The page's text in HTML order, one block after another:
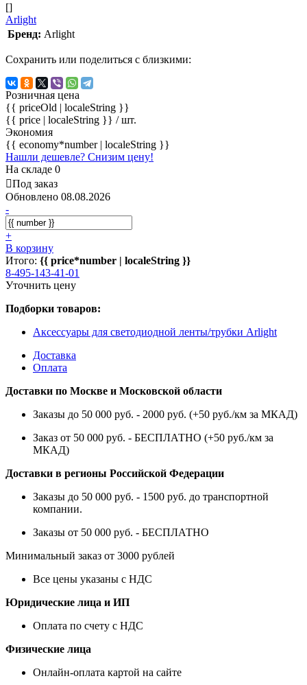
[]
Arlight
Бренд: Arlight
Сохранить или поделиться с близкими:
Розничная цена
{{ priceOld | localeString }}
{{ price | localeString }} / шт.
Экономия
{{ economy*number | localeString }}
Нашли дешевле? Снизим цену!
На складе 0
Под заказ
Обновлено 08.08.2026
-
+
В корзину
Итого: {{ price*number | localeString }}
8-495-143-41-01
Уточнить цену
Подборки товаров:
Аксессуары для светодиодной ленты/трубки Arlight
Доставка
Оплата
Доставки по Москве и Московской области
Заказы до 50 000 руб. - 2000 руб. (+50 руб./км за МКАД)
Заказ от 50 000 руб. - БЕСПЛАТНО (+50 руб./км за
МКАД)
Доставки в регионы Российской Федерации
Заказы до 50 000 руб. - 1500 руб. до транспортной
компании.
Заказы от 50 000 руб. - БЕСПЛАТНО
Минимальный заказ от 3000 рублей
Все цены указаны с НДС
Юридические лица и ИП
Оплата по счету с НДС
Физические лица
Онлайн-оплата картой на сайте